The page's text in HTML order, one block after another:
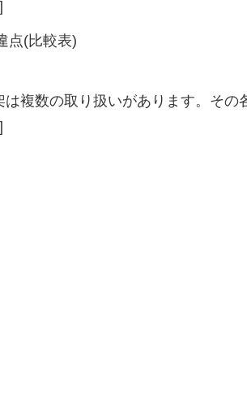
点(比較表)
複数の取り扱いがあります。その